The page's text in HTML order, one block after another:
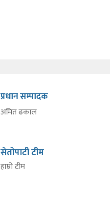
प्रधान सम्पादक
अमित ढकाल
सेतोपाटी टीम
हाम्रो टीम